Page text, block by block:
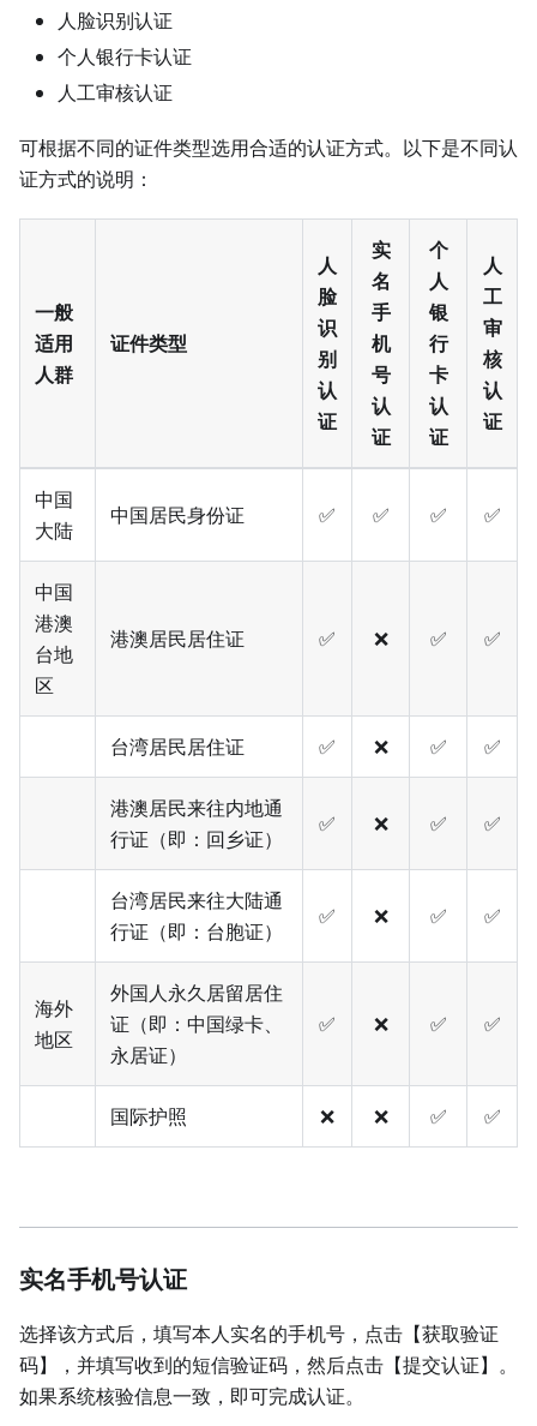
人脸识别认证
个人银行卡认证
人工审核认证
可根据不同的证件类型选用合适的认证方式。以下是不同认
证方式的说明：
一般
适用
人群
证件类型
人
脸
识
别
认
证
实
名
手
机
号
认
证
个
人
银
行
卡
认
证
人
工
审
核
认
证
中国
大陆
中国居民身份证 ✅ ✅ ✅ ✅
中国
港澳
台地
区
港澳居民居住证 ✅ ❌ ✅ ✅
台湾居民居住证 ✅ ❌ ✅ ✅
港澳居民来往内地通
行证（即：回乡证）
✅ ❌ ✅ ✅
台湾居民来往大陆通
行证（即：台胞证）
✅ ❌ ✅ ✅
海外
地区
外国人永久居留居住
证（即：中国绿卡、
永居证）
✅ ❌ ✅ ✅
国际护照 ❌ ❌ ✅ ✅
实名手机号认证
选择该方式后，填写本人实名的手机号，点击【获取验证
码】，并填写收到的短信验证码，然后点击【提交认证】。
如果系统核验信息一致，即可完成认证。